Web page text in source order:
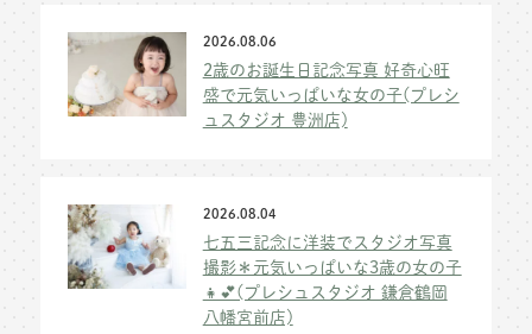
2026.08.06
2歳のお誕生日記念写真 好奇心旺
盛で元気いっぱいな女の子(プレシ
ュスタジオ 豊洲店)
2026.08.04
七五三記念に洋装でスタジオ写真
撮影＊元気いっぱいな3歳の女の子
👧💕(プレシュスタジオ 鎌倉鶴岡
八幡宮前店)